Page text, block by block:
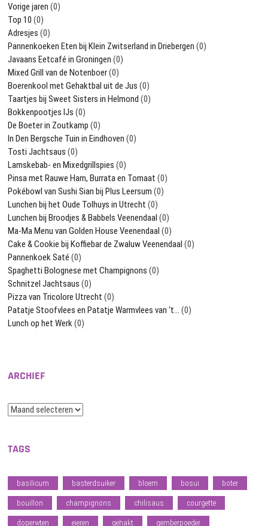
Vorige jaren (0)
Top 10 (0)
Adresjes (0)
Pannenkoeken Eten bij Klein Zwitserland in Driebergen (0)
Javaans Eetcafé in Groningen (0)
Mixed Grill van de Notenboer(0)
Boerenkool met Gehaktbal uit de Jus (0)
Taartjes bij Sweet Sisters in Helmond (0)
Bokkenpootjes IJs (0)
De Boeter in Zoutkamp (0)
In Den Bergsche Tuin in Eindhoven (0)
Tosti Jachtsaus (0)
Lamskebab- en Mixedgrillspies (0)
Pinsa met Rauwe Ham, Burrata en Tomaat (0)
Pokébowl van Sushi Sian bij Plus Leersum (0)
Lunchen bij het Oude Tolhuys in Utrecht (0)
Lunchen bij Broodjes & Babbels Veenendaal (0)
Ma-Ma Menu van Golden House Veenendaal (0)
Cake & Cookie bij Koffiebar de Zwaluw Veenendaal (0)
Pannenkoek Saté (0)
Spaghetti Bolognese met Champignons (0)
Schnitzel Jachtsaus (0)
Pizza van Tricolore Utrecht (0)
Patatje Stoofvlees en Patatje Warmvlees van ‘t… (0)
Lunch op het Werk(0)
ARCHIEF
Archief
TAGS
basilicum basterdsuiker bloem bosui boter
bouillon champignons chilisaus courgette
doperwten eieren gehakt gemberpoeder